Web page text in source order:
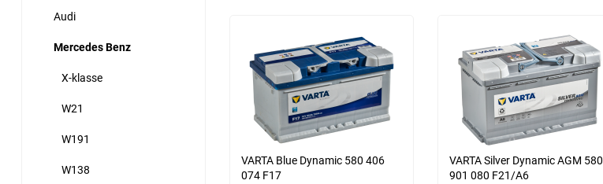
Audi
Mercedes Benz
X-klasse
W21
W191
W138
VARTA Blue Dynamic 580 406
074 F17
VARTA Silver Dynamic AGM 580
901 080 F21/A6